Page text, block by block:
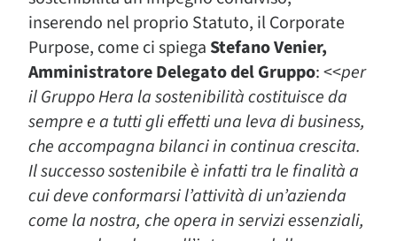
inserendo nel proprio Statuto, il Corporate
Purpose, come ci spiega Stefano Venier,
Amministratore Delegato del Gruppo: <<per
il Gruppo Hera la sostenibilità costituisce da
sempre e a tutti gli effetti una leva di business,
che accompagna bilanci in continua crescita.
Il successo sostenibile è infatti tra le finalità a
cui deve conformarsi l’attività di un’azienda
come la nostra, che opera in servizi essenziali,